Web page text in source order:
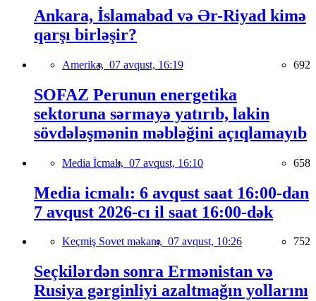
Ankara, İslamabad və Ər-Riyad kimə
qarşı birləşir?
Amerika, 07 avqust, 16:19 692
SOFAZ Perunun energetika
sektoruna sərmayə yatırıb, lakin
sövdələşmənin məbləğini açıqlamayıb
Media İcmalı, 07 avqust, 16:10 658
Media icmalı: 6 avqust saat 16:00-dan
7 avqust 2026-cı il saat 16:00-dək
Keçmiş Sovet məkanı, 07 avqust, 10:26 752
Seçkilərdən sonra Ermənistan və
Rusiya gərginliyi azaltmağın yollarını